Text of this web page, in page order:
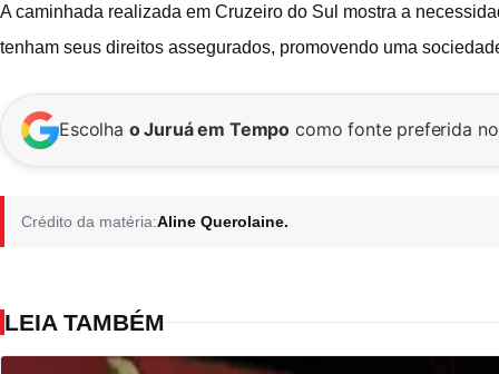
A caminhada realizada em Cruzeiro do Sul mostra a
tenham seus direitos assegurados, promovendo uma
Escolha o Juruá em Tempo como fonte preferida
Crédito da matéria:Aline Querolaine.
LEIA TAMBÉM